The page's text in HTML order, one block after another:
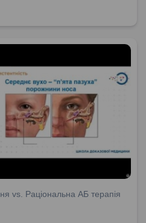
vs. Раціональна АБ терапія